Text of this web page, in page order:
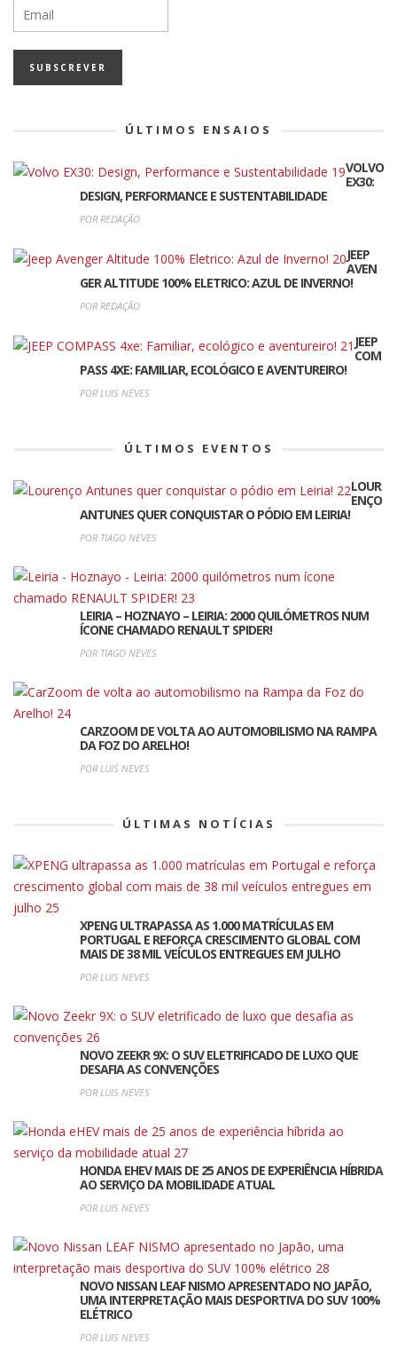
ÚLTIMOS ENSAIOS
VOLVO
EX30:
DESIGN, PERFORMANCE E SUSTENTABILIDADE
POR REDAÇÃO
JEEP
AVEN
GER ALTITUDE 100% ELETRICO: AZUL DE INVERNO!
POR REDAÇÃO
JEEP
COM
PASS 4XE: FAMILIAR, ECOLÓGICO E AVENTUREIRO!
POR LUIS NEVES
ÚLTIMOS EVENTOS
LOUR
ENÇO
ANTUNES QUER CONQUISTAR O PÓDIO EM LEIRIA!
POR TIAGO NEVES
LEIRIA – HOZNAYO – LEIRIA: 2000 QUILÓMETROS NUM
ÍCONE CHAMADO RENAULT SPIDER!
POR TIAGO NEVES
CARZOOM DE VOLTA AO AUTOMOBILISMO NA RAMPA
DA FOZ DO ARELHO!
POR LUIS NEVES
ÚLTIMAS NOTÍCIAS
XPENG ULTRAPASSA AS 1.000 MATRÍCULAS EM
PORTUGAL E REFORÇA CRESCIMENTO GLOBAL COM
MAIS DE 38 MIL VEÍCULOS ENTREGUES EM JULHO
POR LUIS NEVES
NOVO ZEEKR 9X: O SUV ELETRIFICADO DE LUXO QUE
DESAFIA AS CONVENÇÕES
POR LUIS NEVES
HONDA EHEV MAIS DE 25 ANOS DE EXPERIÊNCIA HÍBRIDA
AO SERVIÇO DA MOBILIDADE ATUAL
POR LUIS NEVES
NOVO NISSAN LEAF NISMO APRESENTADO NO JAPÃO,
UMA INTERPRETAÇÃO MAIS DESPORTIVA DO SUV 100%
ELÉTRICO
POR LUIS NEVES